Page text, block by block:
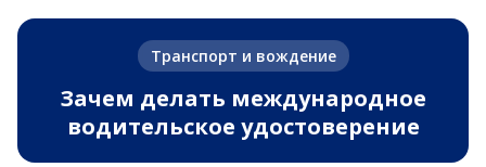
Транспорт и вождение
Зачем делать международное
водительское удостоверение